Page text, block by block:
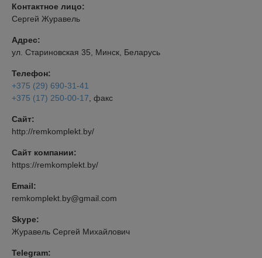
Контактное лицо:
Сергей Журавель
Адрес:
ул. Стариновская 35, Минск, Беларусь
Телефон:
+375 (29) 690-31-41
+375 (17) 250-00-17 , факс
Сайт:
http://remkomplekt.by/
Сайт компании:
https://remkomplekt.by/
Email:
remkomplekt.by@gmail.com
Skype:
Журавель Сергей Михайлович
Telegram: